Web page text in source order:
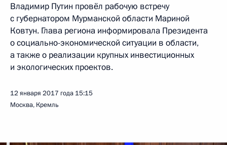
Владимир Путин провёл рабочую встречу
с губернатором Мурманской области Мариной
Ковтун. Глава региона информировала Президента
о социально-экономической ситуации в области,
а также о реализации крупных инвестиционных
и экологических проектов.
12 января 2017 года 15:15
Москва, Кремль